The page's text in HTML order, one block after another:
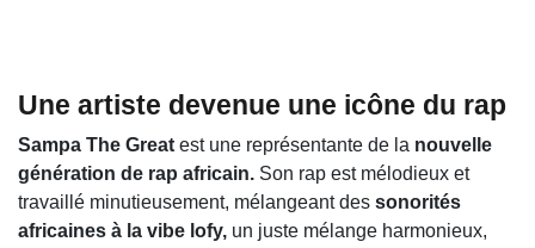
Une artiste devenue une icône du rap
Sampa The Great est une représentante de la nouvelle
génération de rap africain. Son rap est mélodieux et
travaillé minutieusement, mélangeant des sonorités
africaines à la vibe lofy, un juste mélange harmonieux,